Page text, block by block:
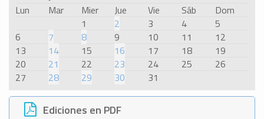
Lun
Mar Mier Jue Vie Sáb
Dom
1
2 3 4
5
6
7 8 9 10 11
12
13
14 15 16 17 18
19
20
21 22 23 24 25
26
27
28 29 30 31
Ediciones en PDF